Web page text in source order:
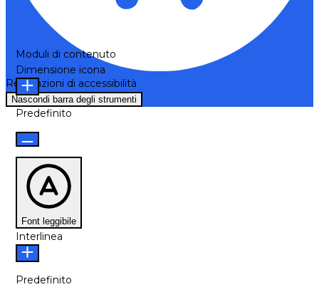
Regolazioni di accessibilità
Nascondi barra degli strumenti
Moduli di contenuto
Dimensione icona
Predefinito
Font leggibile
Interlinea
Predefinito